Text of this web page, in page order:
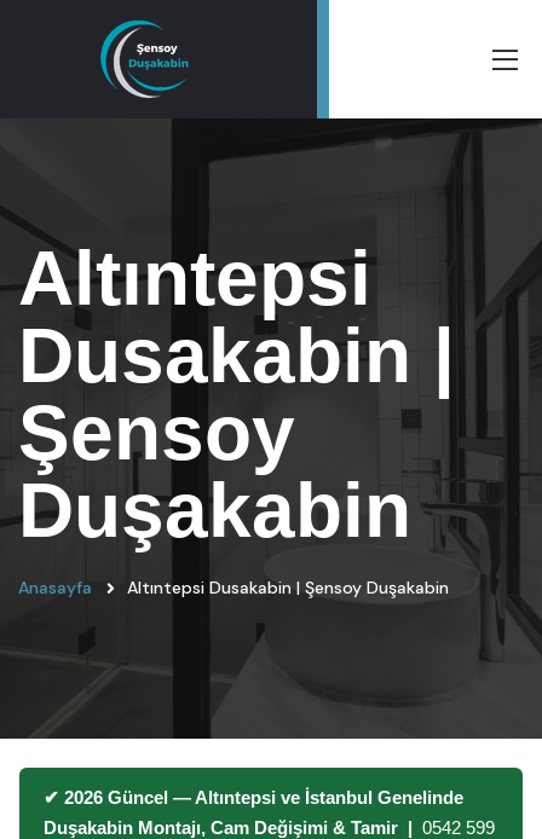
Altıntepsi
Dusakabin |
Şensoy
Duşakabin
Anasayfa Altıntepsi Dusakabin | Şensoy Duşakabin
✔ 2026 Güncel — Altıntepsi ve İstanbul Genelinde
Duşakabin Montajı, Cam Değişimi & Tamir | 0542 599